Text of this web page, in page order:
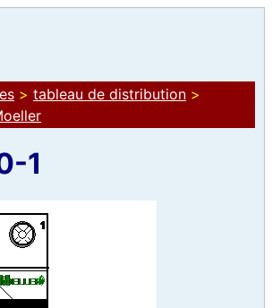
> tableau de distribution >
1